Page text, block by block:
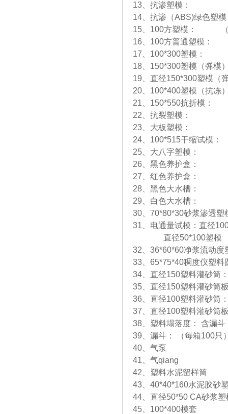
13、抗渗塑模： （
14、抗渗（ABS)绿色
15、100方塑模： （
16、100方普通塑模
17、100*300塑模：
18、150*300塑模（弹
19、直径150*300塑模（
20、100*400塑模（抗
21、150*550抗折模
22、抗裂塑模： （
23、大板塑模： （
24、100*515干缩试模
25、大八字塑模：
26、黑色养护盒：
27、红色养护盒：
28、黑色大水槽：
29、白色大水槽：
30、70*80*30砂浆渗透
31、电通量试模：直径
直径50*100塑模
32、36*60*60净浆流动
33、65*75*40稠度仪
34、直径150塑料灌砂
35、直径150塑料灌砂筒
36、直径100塑料灌砂
37、直径100塑料灌砂筒
38、塑料塌落度： 含
39、漏斗： （每箱100只
40、气泵
41、气qiang
42、塑料水泥留样筒
43、40*40*160水泥胶
44、直径50*50 CA砂浆塑
45、100*400模套